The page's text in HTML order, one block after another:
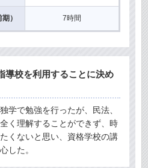
） 7時間
導校を利用することに決め
学で勉強を行ったが、民法、
く理解することができず、時
くないと思い、資格学校の講
した。